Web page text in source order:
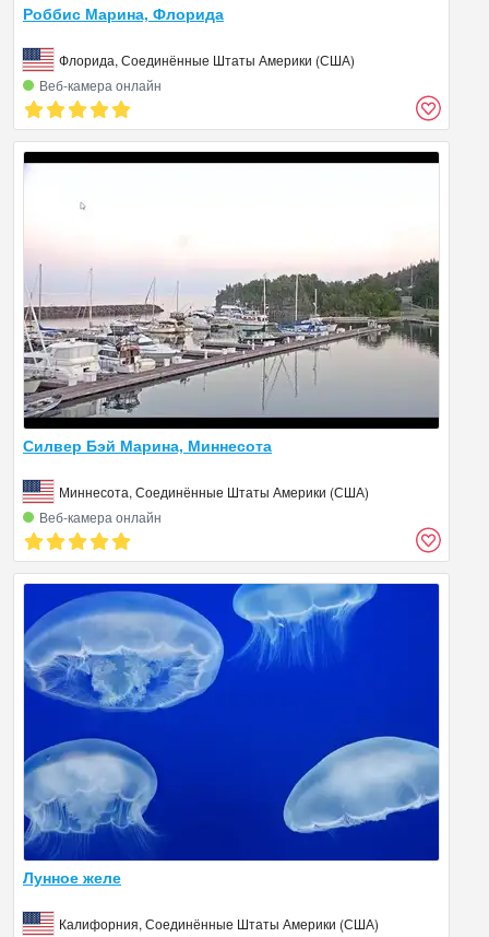
Роббис Марина, Флорида
Флорида, Соединённые Штаты Америки (США)
Веб‑камера онлайн
Силвер Бэй Марина, Миннесота
Миннесота, Соединённые Штаты Америки (США)
Веб‑камера онлайн
Лунное желе
Калифорния, Соединённые Штаты Америки (США)